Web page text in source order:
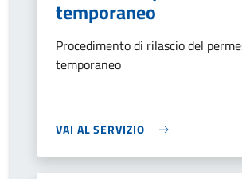
temporaneo
Procedimento di rilascio del
temporaneo
VAI AL SERVIZIO